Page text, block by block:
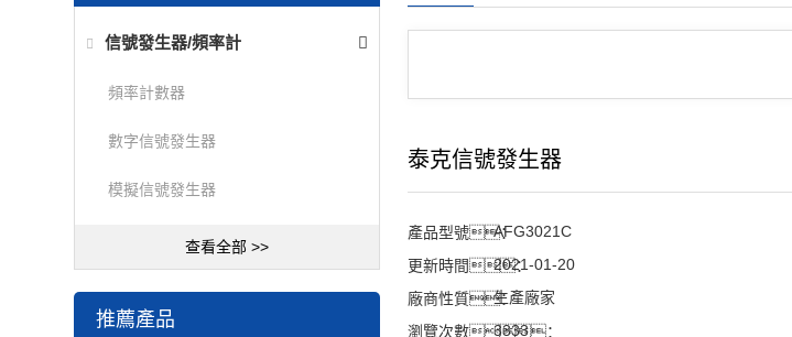
信號發生器/頻率計
頻率計數器
數字信號發生器
模擬信號發生器
查看全部 >>
推薦產品
泰克信號發生器
產品型號：AFG3021C
更新時間：2021-01-20
廠商性質：生產廠家
瀏覽次數：
3333